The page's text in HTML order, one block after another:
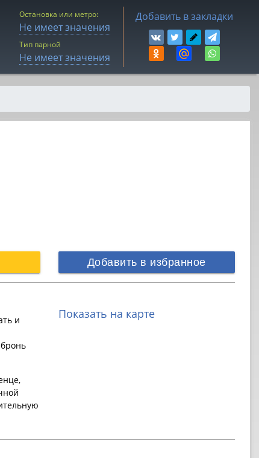
Остановка или метро:
Не имеет значения
Тип парной
Не имеет значения
Добавить в закладки
Добавить в избранное
и
Показать на карте